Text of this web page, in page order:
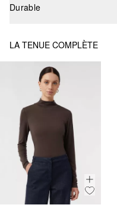
Durable
LA TENUE COMPLÈTE